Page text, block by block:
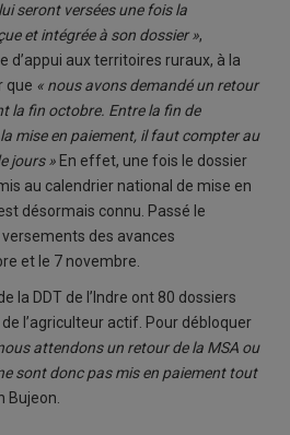
seront versées une fois la
et intégrée à son dossier »,
d’appui aux territoires ruraux, à la
que « nous avons demandé un retour
la fin octobre. Entre la fin de
mise en paiement, il faut compter au
jours » En effet, une fois le dossier
au calendrier national de mise en
désormais connu. Passé le
des avances
et le 7 novembre.
la DDT de l’Indre ont 80 dossiers
l’agriculteur actif. Pour débloquer
attendons un retour de la MSA ou
sont donc pas mis en paiement tout
Bujeon.